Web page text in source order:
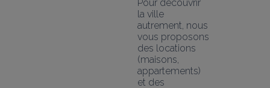
Pour découvrir
la ville
autrement, nous
vous proposons
des locations
(maisons,
appartements)
et des